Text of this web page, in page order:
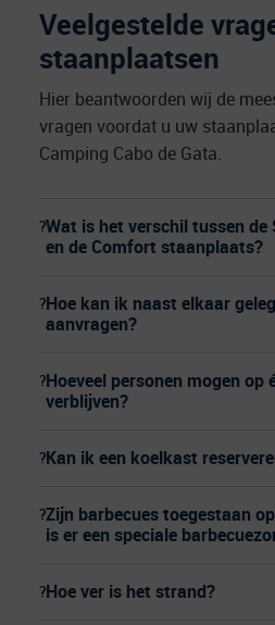
Veelgestelde
staanplaatsen
Hier beantwoorden wij de
vragen voordat u uw
Camping Cabo de Gata.
Wat is het verschil tussen
en de Comfort staanplaats?
Hoe kan ik naast elkaar
aanvragen?
Hoeveel personen mogen op
verblijven?
Kan ik een koelkast
Zijn barbecues toegestaan
is er een speciale
Hoe ver is het strand?